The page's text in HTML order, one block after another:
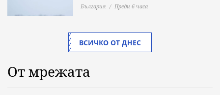
България Преди 6 часа
ВСИЧКО ОТ ДНЕС
От мрежата